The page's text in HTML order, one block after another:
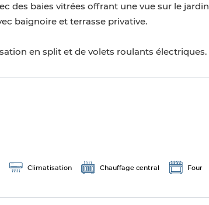
des baies vitrées offrant une vue sur le jardin
baignoire et terrasse privative.
en split et de volets roulants électriques.
Climatisation Chauffage central Four